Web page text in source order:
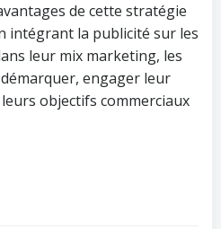
de cette stratégie
intégrant la publicité sur les
leur mix marketing, les
engager leur
objectifs commerciaux